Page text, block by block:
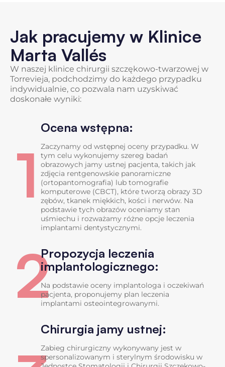
Jak pracujemy w Klinice
Marta Vallés
W naszej klinice chirurgii szczękowo-twarzowej w
Torrevieja, podchodzimy do każdego przypadku
indywidualnie, co pozwala nam uzyskiwać
doskonałe wyniki:
1
Ocena wstępna:
Zaczynamy od wstępnej oceny przypadku. W
tym celu wykonujemy szereg badań
obrazowych jamy ustnej pacjenta, takich jak
zdjęcia rentgenowskie panoramiczne
(ortopantomografia) lub tomografie
komputerowe (CBCT), które tworzą obrazy 3D
zębów, tkanek miękkich, kości i nerwów. Na
podstawie tych obrazów oceniamy stan
uśmiechu i rozważamy różne opcje leczenia
implantami dentystycznymi.
2Propozycja leczenia
implantologicznego:
Na podstawie oceny implantologa i oczekiwań
pacjenta, proponujemy plan leczenia
implantami osteointegrowanymi.
Chirurgia jamy ustnej:
Zabieg chirurgiczny wykonywany jest w
spersonalizowanym i sterylnym środowisku w